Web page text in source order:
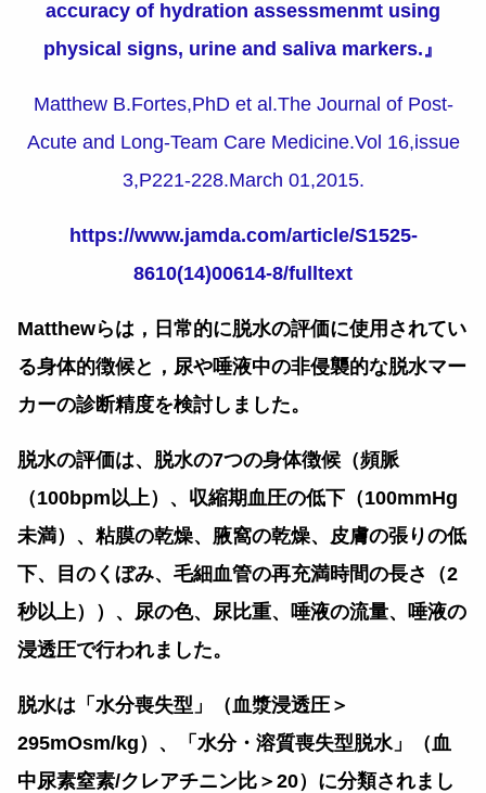
accuracy of hydration assessmenmt using
physical signs, urine and saliva markers.』
Matthew B.Fortes,PhD et al.The Journal of Post-
Acute and Long-Team Care Medicine.Vol 16,issue
3,P221-228.March 01,2015.
https://www.jamda.com/article/S1525-
8610(14)00614-8/fulltext
Matthewらは，日常的に脱水の評価に使用されてい
る身体的徴候と，尿や唾液中の非侵襲的な脱水マー
カーの診断精度を検討しました。
脱水の評価は、脱水の7つの身体徴候（頻脈
（100bpm 以上）、収縮期血圧の低下（100mmHg
未満）、粘膜の乾燥、腋窩の乾燥、皮膚の張りの低
下、目のくぼみ、毛細血管の再充満時間の長さ（2
秒以上））、尿の色、尿比重、唾液の流量、唾液の
浸透圧で行われました。
脱水は「水分喪失型」（血漿浸透圧＞
295mOsm/kg）、「水分・溶質喪失型脱水」（血
中尿素窒素/クレアチニン比＞20）に分類されまし